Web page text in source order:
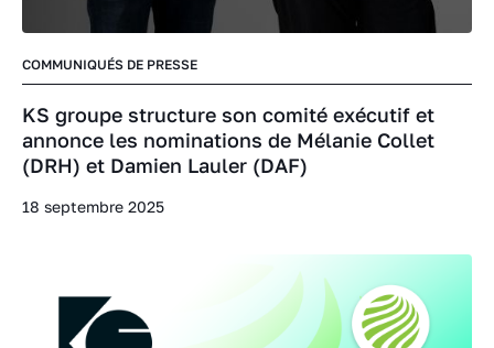
COMMUNIQUÉS DE PRESSE
KS groupe structure son comité exécutif et
annonce les nominations de Mélanie Collet
(DRH) et Damien Lauler (DAF)
18 septembre 2025